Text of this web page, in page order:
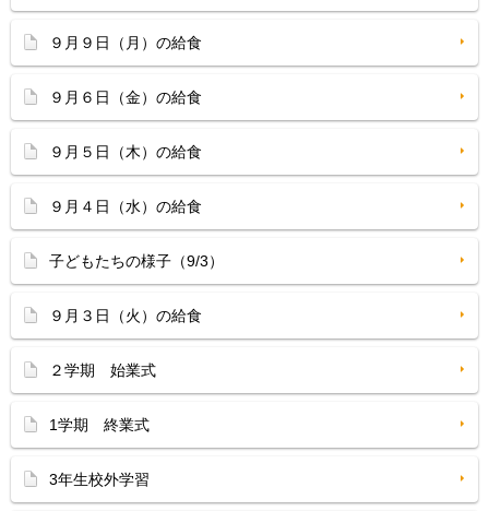
９月９日（月）の給食
９月６日（金）の給食
９月５日（木）の給食
９月４日（水）の給食
子どもたちの様子（9/3）
９月３日（火）の給食
２学期 始業式
1学期 終業式
3年生校外学習